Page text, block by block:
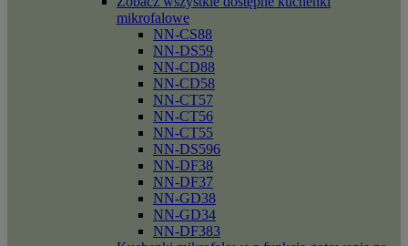
mikrofalowe
NN-CS88
NN-DS59
NN-CD88
NN-CD58
NN-CT57
NN-CT56
NN-CT55
NN-DS596
NN-DF38
NN-DF37
NN-GD38
NN-GD34
NN-DF383